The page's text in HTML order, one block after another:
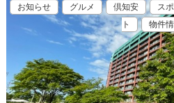
お知らせ グルメ 倶知安 ス
ト
物件